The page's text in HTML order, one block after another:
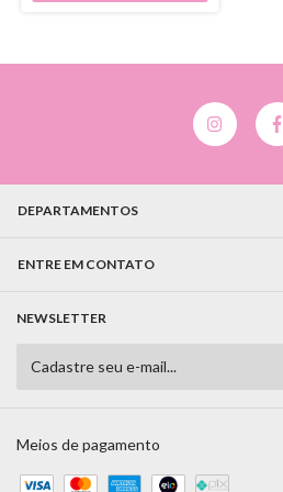
DEPARTAMENTOS
ENTRE EM CONTATO
NEWSLETTER
Meios de pagamento